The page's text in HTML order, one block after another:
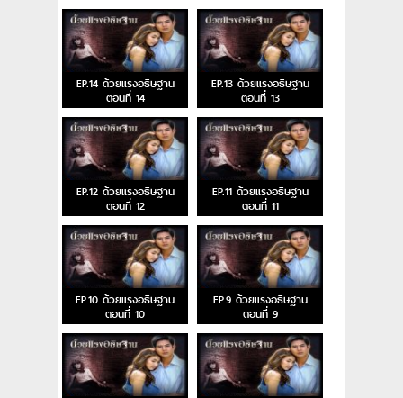
EP.14 ด้วยแรงอธิษฐาน
ตอนที่ 14
EP.13 ด้วยแรงอธิษฐาน
ตอนที่ 13
EP.12 ด้วยแรงอธิษฐาน
ตอนที่ 12
EP.11 ด้วยแรงอธิษฐาน
ตอนที่ 11
EP.10 ด้วยแรงอธิษฐาน
ตอนที่ 10
EP.9 ด้วยแรงอธิษฐาน
ตอนที่ 9